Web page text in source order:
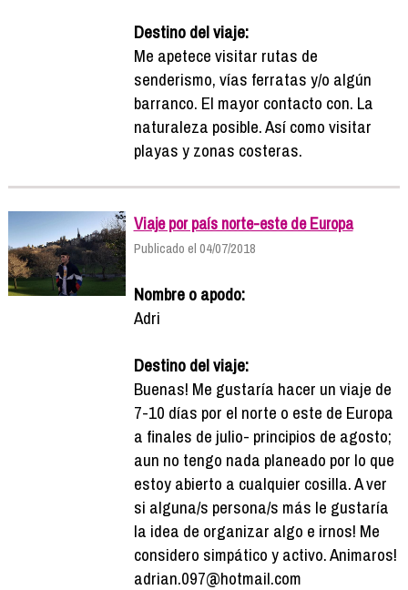
Destino del viaje:
Me apetece visitar rutas de
senderismo, vías ferratas y/o algún
barranco. El mayor contacto con. La
naturaleza posible. Así como visitar
playas y zonas costeras.
Viaje por país norte-este de Europa
Publicado el 04/07/2018
Nombre o apodo:
Adri
Destino del viaje:
Buenas! Me gustaría hacer un viaje de
7-10 días por el norte o este de Europa
a finales de julio- principios de agosto;
aun no tengo nada planeado por lo que
estoy abierto a cualquier cosilla. A ver
si alguna/s persona/s más le gustaría
la idea de organizar algo e irnos! Me
considero simpático y activo. Animaros!
adrian.097@hotmail.com